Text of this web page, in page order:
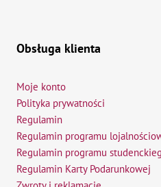
Obsługa klienta
Moje konto
Polityka prywatności
Regulamin
Regulamin programu
Regulamin programu
Regulamin Karty Podarunkowej